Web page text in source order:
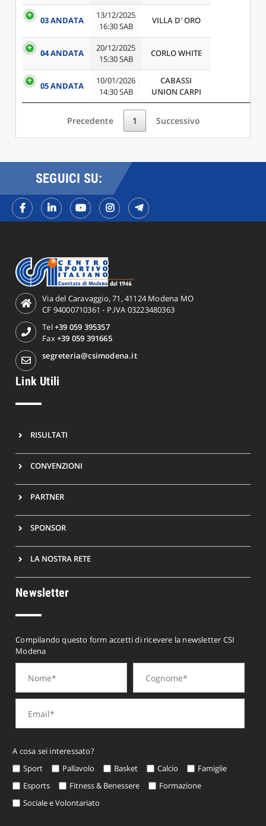
03 ANDATA
13/12/2025
16:30 SAB
VILLA D' ORO
04 ANDATA
20/12/2025
15:30 SAB
CORLO WHITE
05 ANDATA
10/01/2026
14:30 SAB
CABASSI
UNION CARPI
Precedente 1 Successivo
SEGUICI SU:
Via del Caravaggio, 71, 41124 Modena MO
CF 94000710361 - P.IVA 03223480363
Tel+39 059 395357
Fax+39 059 391665
segreteria@csimodena.it
Link Utili
RISULTATI
CONVENZIONI
PARTNER
SPONSOR
LA NOSTRA RETE
Newsletter
Compilando questo form accetti di ricevere la newsletter CSI
Modena
A cosa sei interessato?
Sport
Pallavolo Basket Calcio
Famiglie
Esports
Fitness & Benessere
Formazione
Sociale e Volontariato